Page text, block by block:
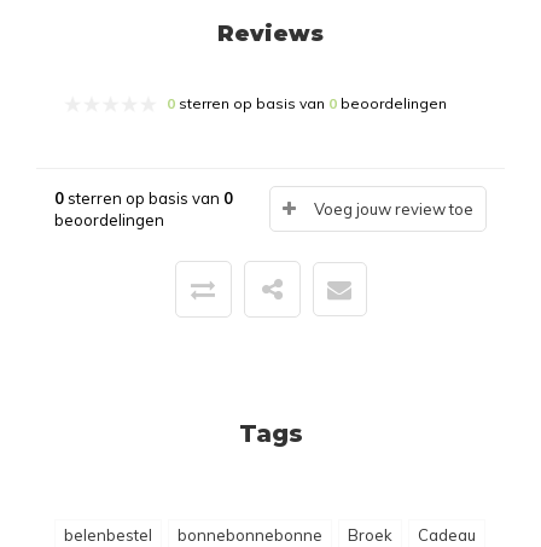
Reviews
0 sterren op basis van 0 beoordelingen
0sterren op basis van 0
beoordelingen
Voeg jouw review toe
Tags
belenbestel bonnebonnebonne Broek Cadeau